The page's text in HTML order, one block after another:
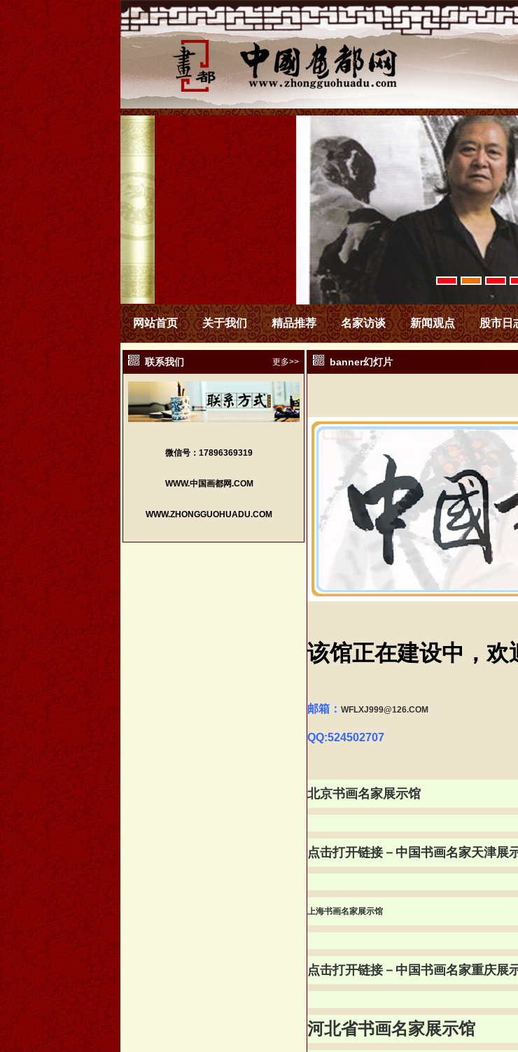
网站首页 关于我们 精品推荐 名家访谈 新闻观点 股市日
联系我们 更多>>
微信号：17896369319
WWW.中国画都网.COM
WWW.ZHONGGUOHUADU.COM
banner幻灯片
该馆正在建设中，欢
邮箱： WFLXJ999@126.COM
QQ:524502707
北京书画名家展示馆
点击打开链接－中国书画名家天津展
上海书画名家展示馆
点击打开链接－中国书画名家重庆展
河北省书画名家展示馆